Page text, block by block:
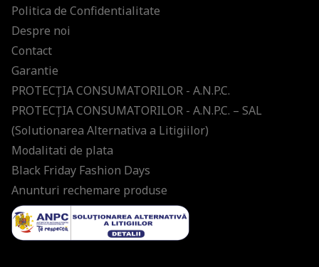
Politica de Confidentialitate
Despre noi
Contact
Garantie
PROTECŢIA CONSUMATORILOR - A.N.P.C.
PROTECŢIA CONSUMATORILOR - A.N.P.C. – SAL
(Solutionarea Alternativa a Litigiilor)
Modalitati de plata
Black Friday Fashion Days
Anunturi rechemare produse